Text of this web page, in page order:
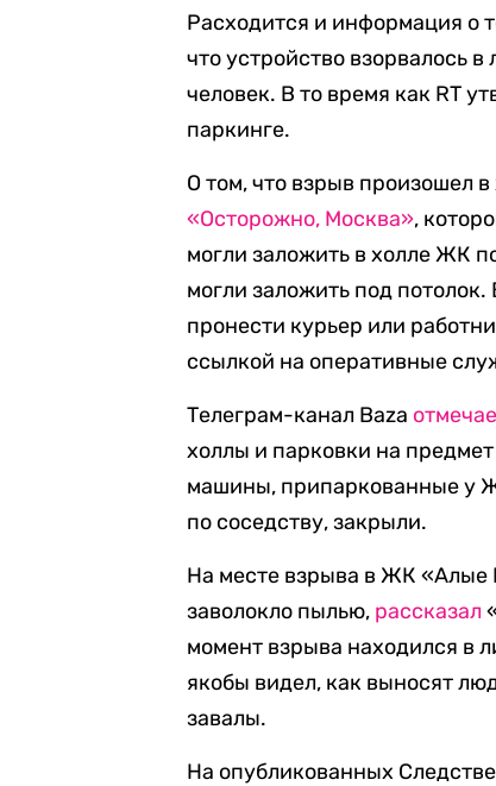
Расходится и информация о
что устройство взорвалось
человек. В то время как RT
паркинге.
О том, что взрыв произошел
«Осторожно, Москва»,
могли заложить в холле ЖК
могли заложить под
пронести курьер или
ссылкой на оперативные
Телеграм-канал Baza
холлы и парковки на
машины, припаркованные у
по соседству, закрыли.
На месте взрыва в ЖК «Алые
заволокло пылью, рассказал
момент взрыва находился в
якобы видел, как выносят
завалы.
На опубликованных